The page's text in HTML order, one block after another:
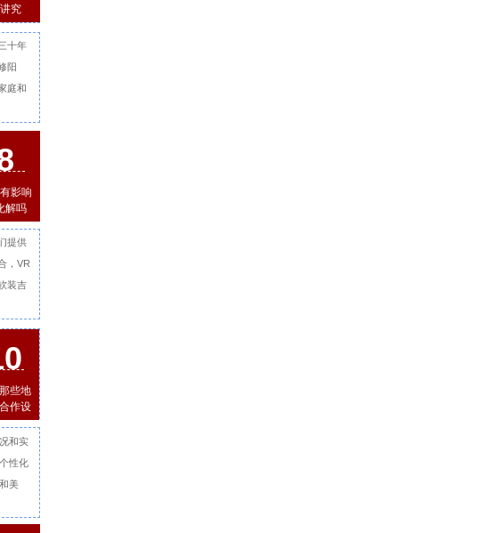
影响
解吗
十年
阳
庭和
提供
，VR
装吉
和实
性化
美
些地
作设
计
究